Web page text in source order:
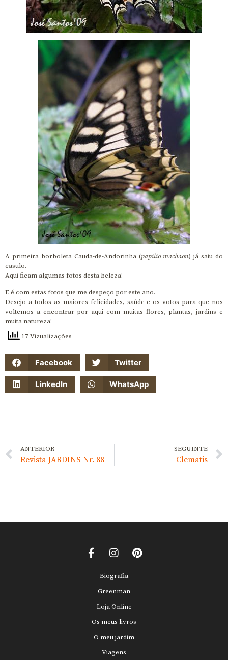
A primeira borboleta Cauda-de-Andorinha (papilio machaon) já saiu do
casulo.
Aqui ficam algumas fotos desta beleza!
E é com estas fotos que me despeço por este ano.
Desejo a todos as maiores felicidades, saúde e os votos para que nos
voltemos a encontrar por aqui com muitas flores, plantas, jardins e
muita natureza!
17 Vizualizações
Facebook Twitter
LinkedIn WhatsApp
ANTERIOR
Revista JARDINS Nr. 88
SEGUINTE
Clematis
Biografia
Greenman
Loja Online
Os meus livros
O meu jardim
Viagens